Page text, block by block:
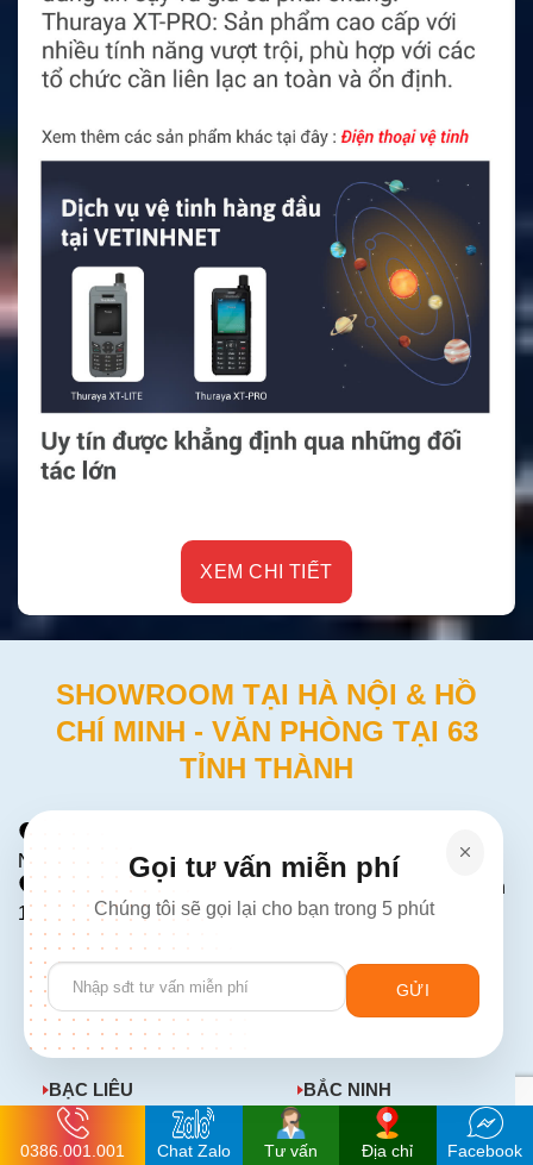
XEM CHI TIẾT
SHOWROOM TẠI HÀ NỘI & HỒ
CHÍ MINH - VĂN PHÒNG TẠI 63
TỈNH THÀNH
Nội (Gần Ngã Tư Sở)
Địa chỉ tại HCM:
Số 137 Đường Hòa Hưng, P12, Quận
10
AN GIANG BÀ RỊA - VŨNG TÀU
BẮC GIANG
BẠC LIÊU BẮC NINH
BẾN TRE BÌNH ĐỊNH
0386.001.001 Chat Zalo Tư vấn Địa chỉ Facebook
Gọi tư vấn miễn phí
Chúng tôi sẽ gọi lại cho bạn trong 5 phút
Please
leave
field
empty.